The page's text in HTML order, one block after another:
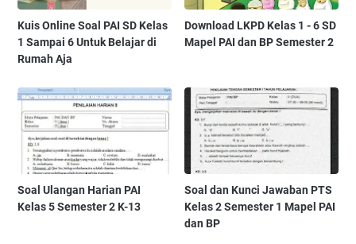
Kuis Online Soal PAI SD Kelas
1 Sampai 6 Untuk Belajar di
Rumah Aja
Download LKPD Kelas 1 - 6 SD
Mapel PAI dan BP Semester 2
Soal Ulangan Harian PAI
Kelas 5 Semester 2 K-13
Soal dan Kunci Jawaban PTS
Kelas 2 Semester 1 Mapel PAI
dan BP